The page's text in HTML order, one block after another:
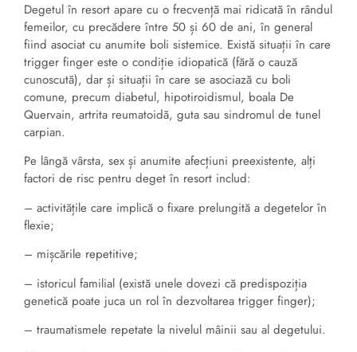
Degetul în resort apare cu o frecvență mai ridicată în rândul
femeilor, cu precădere între 50 și 60 de ani, în general
fiind asociat cu anumite boli sistemice. Există situații în care
trigger finger este o condiție idiopatică (fără o cauză
cunoscută), dar și situații în care se asociază cu boli
comune, precum diabetul, hipotiroidismul, boala De
Quervain, artrita reumatoidă, guta sau sindromul de tunel
carpian.
Pe lângă vârsta, sex și anumite afecțiuni preexistente, alți
factori de risc pentru deget în resort includ:
– activitățile care implică o fixare prelungită a degetelor în
flexie;
– mișcările repetitive;
– istoricul familial (există unele dovezi că predispoziția
genetică poate juca un rol în dezvoltarea trigger finger);
– traumatismele repetate la nivelul mâinii sau al degetului.